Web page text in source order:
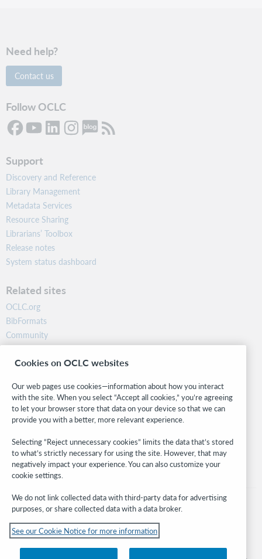
Need help?
Contact us
Follow OCLC
Support
Discovery and Reference
Library Management
Metadata Services
Resource Sharing
Librarians’ Toolbox
Release notes
System status dashboard
Related sites
OCLC.org
BibFormats
Community
Research
WebJunction
Stay in the know.
Get the latest product updates, research, events, and much more—
right to your inbox.
Subscribe now
© 2026 OCLC
Cookies on OCLC websites
Our web pages use cookies—information about how you interact
with the site. When you select “Accept all cookies,” you’re agreeing
to let your browser store that data on your device so that we can
provide you with a better, more relevant experience.
Selecting “Reject unnecessary cookies” limits the data that’s stored
to what’s strictly necessary for using the site. However, that may
negatively impact your experience. You can also customize your
cookie settings.
We do not link collected data with third-party data for advertising
purposes, or share collected data with a data broker.
See our Cookie Notice for more information